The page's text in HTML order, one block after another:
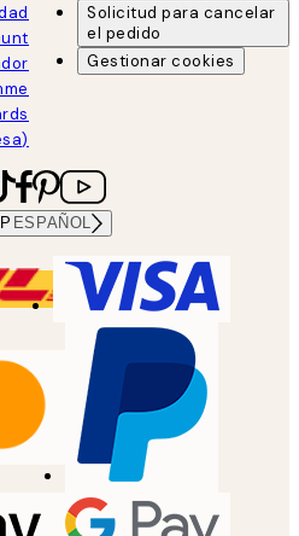
Solicitud para cancelar
el pedido
Gestionar cookies
ESPAÑOL